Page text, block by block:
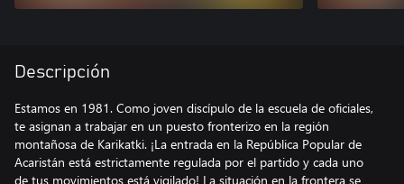
Descripción
Estamos en 1981. Como joven discípulo de la escuela de oficiales,
te asignan a trabajar en un puesto fronterizo en la región
montañosa de Karikatki. ¡La entrada en la República Popular de
Acaristán está estrictamente regulada por el partido y cada uno
de tus movimientos está vigilado! La situación en la frontera se